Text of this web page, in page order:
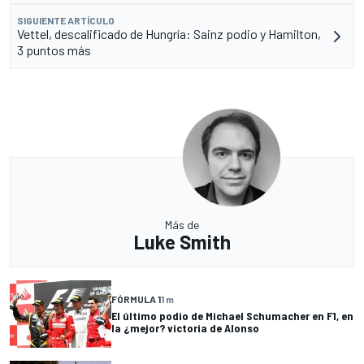
SIGUIENTE ARTÍCULO
Vettel, descalificado de Hungría: Sainz podio y Hamilton,
3 puntos más
Más de
Luke Smith
FÓRMULA 11 m
El último podio de Michael Schumacher en F1, en
la ¿mejor? victoria de Alonso